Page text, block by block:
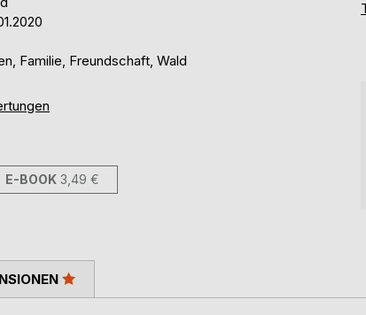
Familie, Freundschaft, Wald
E-BOOK 3,49 €